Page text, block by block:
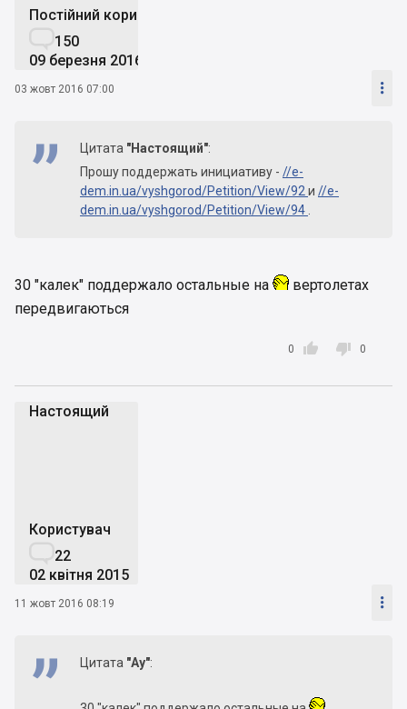
Постійний користувач
150
09 березня 2016
03 жовт 2016 07:00 
Цитата "Настоящий":
Прошу поддержать инициативу - //e-
dem.in.ua/vyshgorod/Petition/View/92и //e-
dem.in.ua/vyshgorod/Petition/View/94 .
30 "калек" поддержало остальные на
вертолетах
передвигаються

0  0
Настоящий
Користувач
22
02 квітня 2015
11 жовт 2016 08:19 
Цитата "Аy":